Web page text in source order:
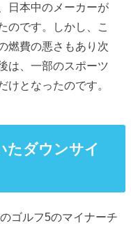
日本中のメーカーが
のです。しかし、こ
燃費の悪さもあり次
は、一部のスポーツ
けとなったのです。
たダウンサイ
ゴルフ5のマイナーチ